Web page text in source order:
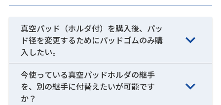
真空パッド（ホルダ付）を購入後、パッ
ド径を変更するためにパッドゴムのみ購
入したい。
今使っている真空パッドホルダの継手
を、別の継手に付替えたいが可能です
か？